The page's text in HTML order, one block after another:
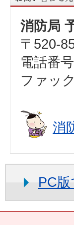
消防局
〒520-
電話番
ファッ
消
PC